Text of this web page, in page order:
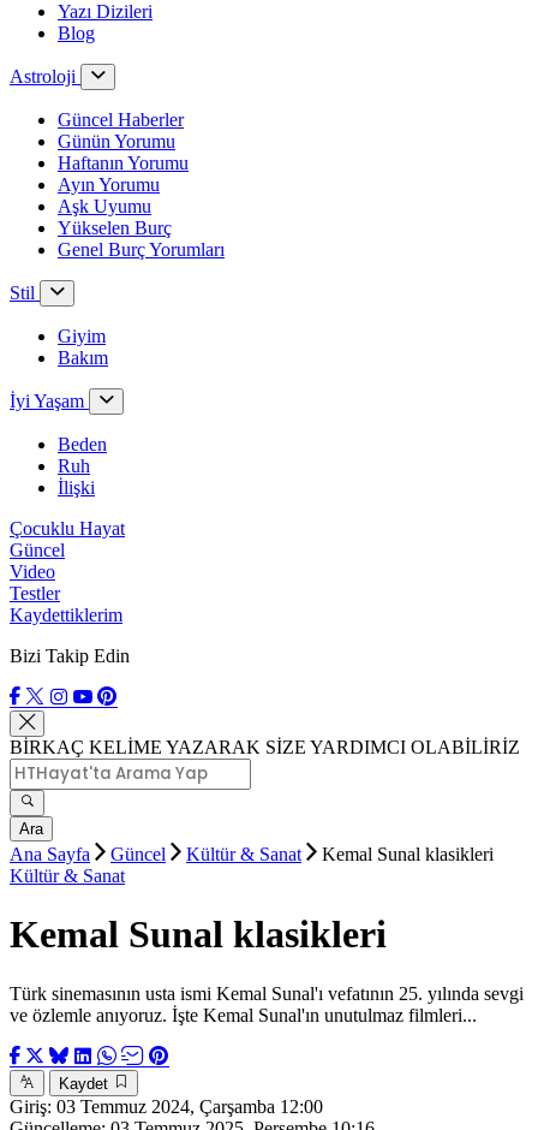
Yazı Dizileri
Blog
Astroloji
Güncel Haberler
Günün Yorumu
Haftanın Yorumu
Ayın Yorumu
Aşk Uyumu
Yükselen Burç
Genel Burç Yorumları
Stil
Giyim
Bakım
İyi Yaşam
Beden
Ruh
İlişki
Çocuklu Hayat
Güncel
Video
Testler
Kaydettiklerim
Bizi Takip Edin
BİRKAÇ KELİME YAZARAK SİZE YARDIMCI OLABİLİRİZ
Ara
Ana Sayfa Güncel Kültür & Sanat
Kemal Sunal klasikleri
Kültür & Sanat
Kemal Sunal klasikleri
Türk sinemasının usta ismi Kemal Sunal'ı vefatının 25. yılında sevgi
ve özlemle anıyoruz. İşte Kemal Sunal'ın unutulmaz filmleri...
Kaydet
Giriş: 03 Temmuz 2024, Çarşamba 12:00